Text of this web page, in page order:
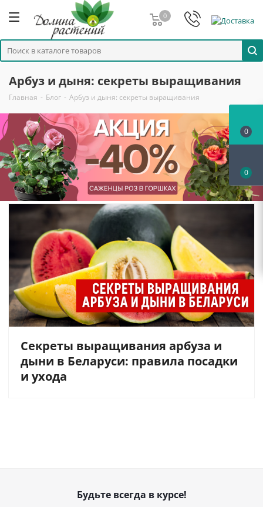
0
Арбуз и дыня: секреты выращивания
Главная - Блог - Арбуз и дыня: секреты выращивания
Секреты выращивания арбуза и
дыни в Беларуси: правила посадки
и ухода
Будьте всегда в курсе!
0
0